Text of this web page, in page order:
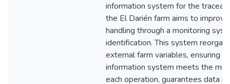
information system for the
the El Darién farm aims to
handling through a monitoring
identification. This system
external farm variables, ensuring
information system meets the
each operation, guarantees data